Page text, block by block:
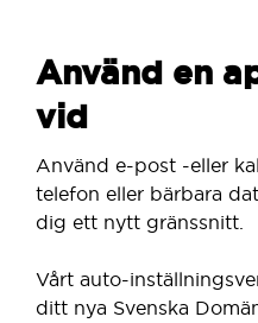
Använd en
vid
Använd e-post -eller
telefon eller bärbara
dig ett nytt gränssnitt.
Vårt auto-
ditt nya Svenska